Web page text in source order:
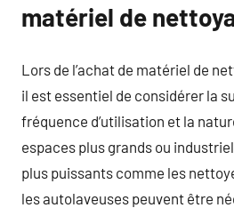
matériel de
Lors de l’achat de matériel de
il est essentiel de considérer la
fréquence d’utilisation et la
espaces plus grands ou
plus puissants comme les
les autolaveuses peuvent être